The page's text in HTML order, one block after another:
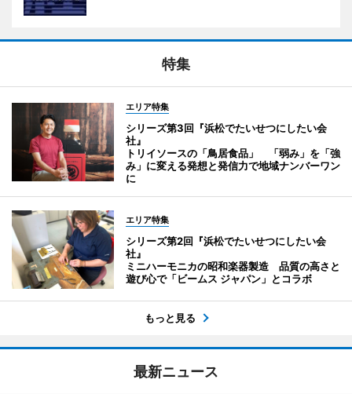
特集
エリア特集
シリーズ第3回『浜松でたいせつにしたい会
社』
トリイソースの「鳥居食品」 「弱み」を「強
み」に変える発想と発信力で地域ナンバーワン
に
エリア特集
シリーズ第2回『浜松でたいせつにしたい会
社』
ミニハーモニカの昭和楽器製造 品質の高さと
遊び心で「ビームス ジャパン」とコラボ
もっと見る
最新ニュース